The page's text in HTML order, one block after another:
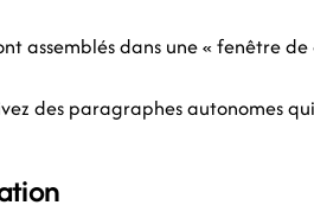
assemblés dans une « fenêtre
des paragraphes autonomes